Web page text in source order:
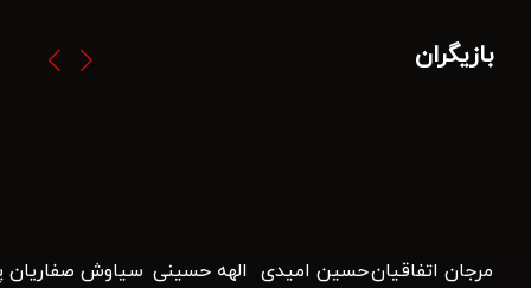
بازیگران
مرجان اتفاقیانحسین امیدی الهه حسینی سیاوش صفاریان